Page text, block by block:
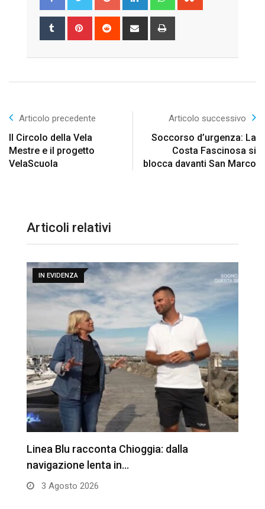
Tumblr Pinterest Reddit
Share
Articolo precedente
Il Circolo della Vela
Mestre e il progetto
VelaScuola
Articolo successivo
Soccorso d’urgenza: La
Costa Fascinosa si
blocca davanti San Marco
Articoli relativi
IN EVIDENZA
Linea Blu racconta Chioggia: dalla
navigazione lenta in…
3 Agosto 2026